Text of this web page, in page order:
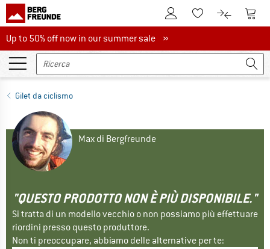
Al conto clienteAlla lista
Al Al
Up to 50% off now in our summer sale
Up to 50% off now in our summer sale »
Gilet da ciclismo
Max di Bergfreunde
"QUESTO PRODOTTO NON È PIÙ DISPONIBILE."
Si tratta di un modello vecchio o non possiamo più effettuare
riordini presso questo produttore.
Non ti preoccupare, abbiamo delle alternative per te: